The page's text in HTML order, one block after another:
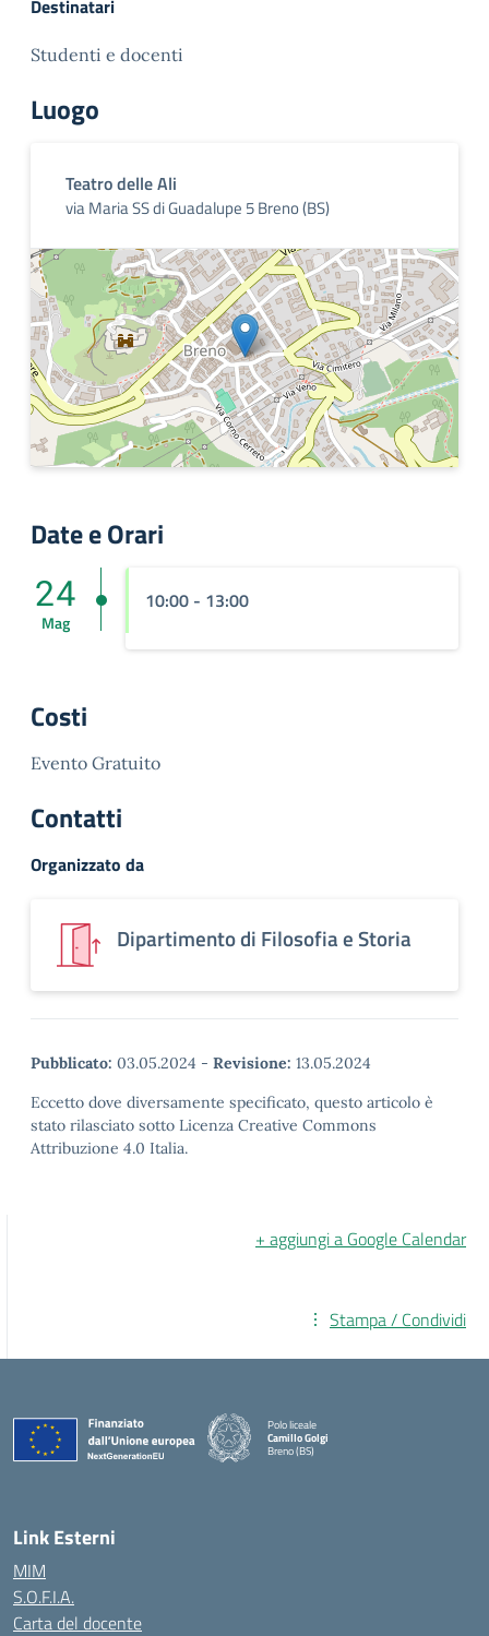
Destinatari
Studenti e docenti
Luogo
Teatro delle Ali
via Maria SS di Guadalupe 5 Breno (BS)
Date e Orari
10:00 - 13:00
24
Mag
Costi
Evento Gratuito
Contatti
Organizzato da
Dipartimento di Filosofia e Storia
Pubblicato: 03.05.2024 - Revisione: 13.05.2024
Eccetto dove diversamente specificato, questo articolo è
stato rilasciato sotto Licenza Creative Commons
Attribuzione 4.0 Italia.
+ aggiungi a Google Calendar
Stampa / Condividi
Polo liceale
Camillo Golgi
Breno (BS)
Link Esterni
MIM
S.O.F.I.A.
Carta del docente